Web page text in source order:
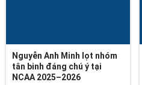
Nguyễn Anh Minh lọt nhóm
tân binh đáng chú ý tại
NCAA 2025–2026